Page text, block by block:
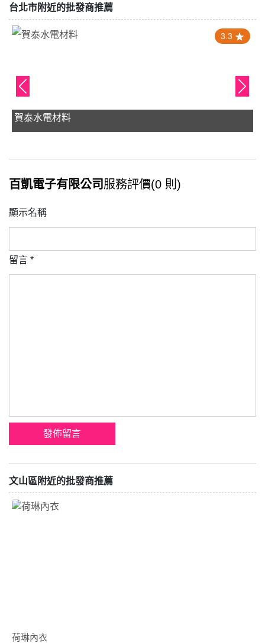
台北市附近的批發商推薦
3.3
賀泰水電材料
百凱電子有限公司 服務評價(0 則)
顯示名稱
留言 *
文山區附近的批發商推薦
荷琳內衣